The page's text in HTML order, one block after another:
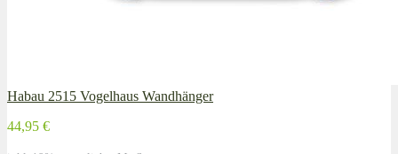
Habau 2515 Vogelhaus Wandhänger
44,95 €